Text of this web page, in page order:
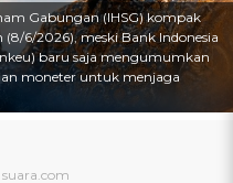
Gabungan (IHSG) kompak
6/2026), meski Bank Indonesia
baru saja mengumumkan
moneter untuk menjaga